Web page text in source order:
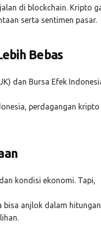
di blockchain. Kripto
serta sentimen pasar.
Bebas
dan Bursa Efek
perdagangan kripto
kondisi ekonomi. Tapi,
bisa anjlok dalam